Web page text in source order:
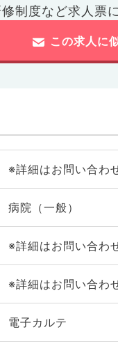
制度など求人票
この求人に
※詳細はお問い合わ
病院（一般）
※詳細はお問い合わ
※詳細はお問い合わ
電子カルテ